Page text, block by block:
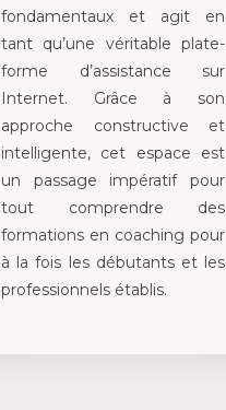
fondamentaux et agit en
tant qu’une véritable plate-
forme d’assistance sur
Internet. Grâce à son
approche constructive et
intelligente, cet espace est
un passage impératif pour
tout comprendre des
formations en coaching pour
à la fois les débutants et les
professionnels établis.